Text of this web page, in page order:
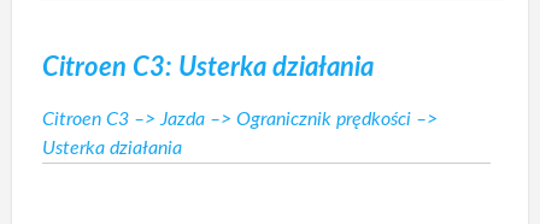
Citroen C3: Usterka działania
Citroen C3 –>Jazda –> Ogranicznik prędkości –>
Usterka działania